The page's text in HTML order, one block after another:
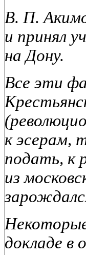
В. П.
и принял
на Дону.
Все эти
к эсерам,
подать, к
из
докладе в